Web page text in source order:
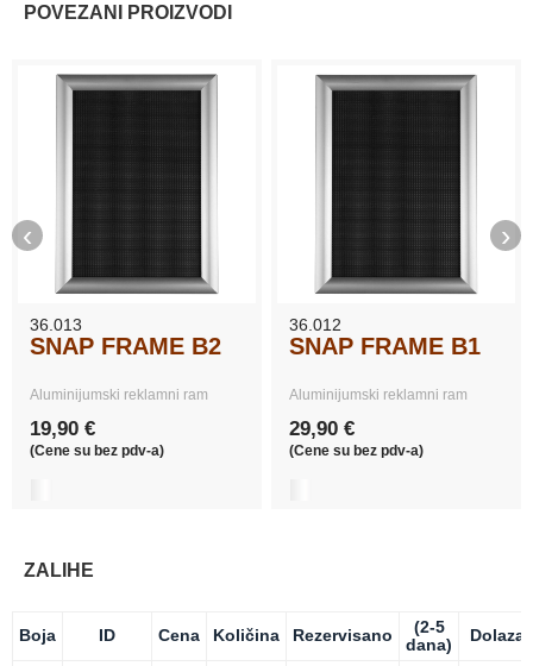
POVEZANI PROIZVODI
36.013
SNAP FRAME B2
Aluminijumski reklamni ram
19,90 €
(Cene su bez pdv-a)
36.012
SNAP FRAME B1
Aluminijumski reklamni ram
29,90 €
(Cene su bez pdv-a)
‹ ›
ZALIHE
Boja ID Cena Količina Rezervisano
(2-5
dana)
Dolazak